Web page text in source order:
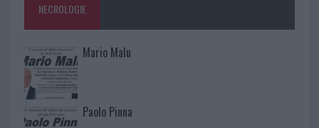
NECROLOGIE
Mario Malu
Paolo Pinna